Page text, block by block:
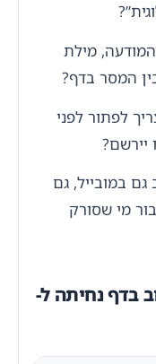
מילת
המסר בדף?
לפתור לפני
במובייל, גם
מי שסורק
בדף נחיתה ל-